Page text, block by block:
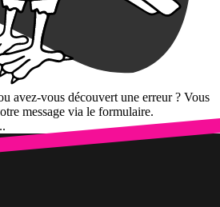
avez-vous découvert une erreur ? Vous
message via le formulaire.